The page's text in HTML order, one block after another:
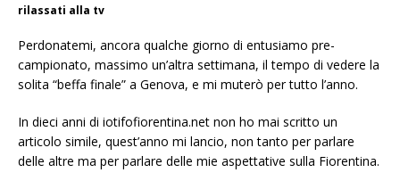
rilassati alla tv
Perdonatemi, ancora qualche giorno di entusiamo pre-
campionato, massimo un’altra settimana, il tempo di vedere la
solita “beffa finale” a Genova, e mi muterò per tutto l’anno.
In dieci anni di iotifofiorentina.net non ho mai scritto un
articolo simile, quest’anno mi lancio, non tanto per parlare
delle altre ma per parlare delle mie aspettative sulla Fiorentina.